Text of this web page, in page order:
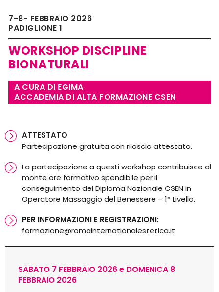
7-8- FEBBRAIO 2026
PADIGLIONE 1
WORKSHOP DISCIPLINE
BIONATURALI
A CURA DI EGIMA
ACCADEMIA DI ALTA FORMAZIONE CSEN
ATTESTATO
Partecipazione gratuita con rilascio attestato.
La partecipazione a questi workshop contribuisce al
monte ore formativo spendibile per il
conseguimento del Diploma Nazionale CSEN in
Operatore Massaggio del Benessere – 1° Livello.
PER INFORMAZIONI E REGISTRAZIONI:
formazione@romainternationalestetica.it
SABATO 7 FEBBRAIO 2026 e DOMENICA 8
FEBBRAIO 2026